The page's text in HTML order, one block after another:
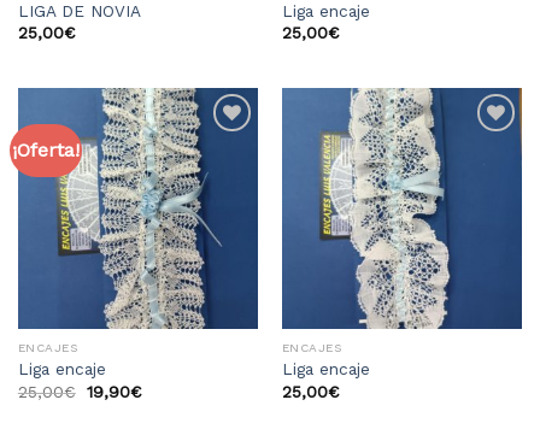
LIGA DE NOVIA
25,00€
Liga encaje
25,00€
¡Oferta!
Añadir
lista
deseos
ENCAJES
Liga encaje
25,00€ 19,90€
ENCAJES
Liga encaje
25,00€